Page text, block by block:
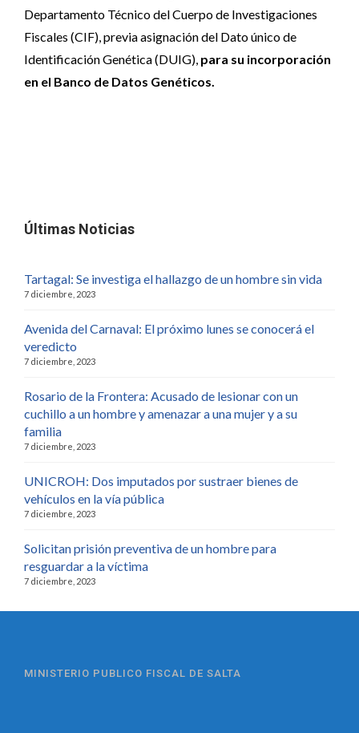
Departamento Técnico del Cuerpo de Investigaciones
Fiscales (CIF), previa asignación del Dato único de
Identificación Genética (DUIG), para su incorporación
en el Banco de Datos Genéticos.
Últimas Noticias
Tartagal: Se investiga el hallazgo de un hombre sin vida
7 diciembre, 2023
Avenida del Carnaval: El próximo lunes se conocerá el
veredicto
7 diciembre, 2023
Rosario de la Frontera: Acusado de lesionar con un
cuchillo a un hombre y amenazar a una mujer y a su
familia
7 diciembre, 2023
UNICROH: Dos imputados por sustraer bienes de
vehículos en la vía pública
7 diciembre, 2023
Solicitan prisión preventiva de un hombre para
resguardar a la víctima
7 diciembre, 2023
MINISTERIO PUBLICO FISCAL DE SALTA